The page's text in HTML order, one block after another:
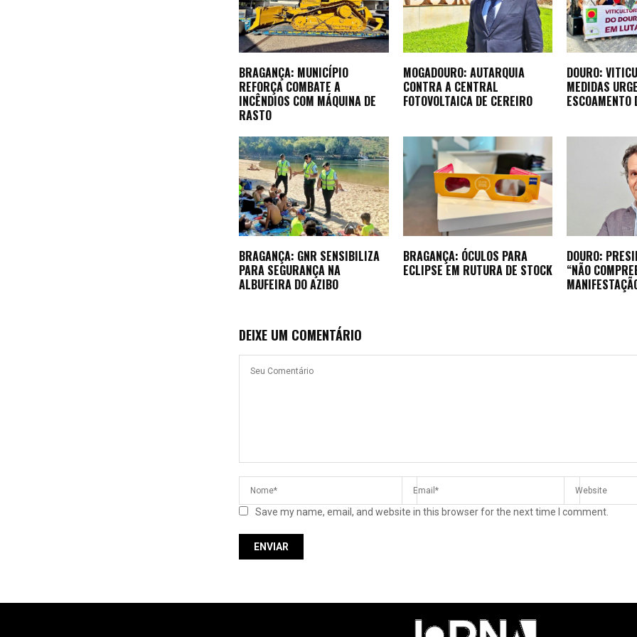
BRAGANÇA: MUNICÍPIO
REFORÇA COMBATE A
INCÊNDIOS COM MÁQUINA DE
RASTO
MOGADOURO: AUTARQUIA
CONTRA A CENTRAL
FOTOVOLTAICA DE CEREIRO
DOURO:
MEDIDAS
ESCOAMENTO
BRAGANÇA: GNR SENSIBILIZA
PARA SEGURANÇA NA
ALBUFEIRA DO AZIBO
BRAGANÇA: ÓCULOS PARA
ECLIPSE EM RUTURA DE STOCK
DOURO:
“NÃO
DEIXE UM COMENTÁRIO
Save my name, email, and website in this browser for the next time I comment.